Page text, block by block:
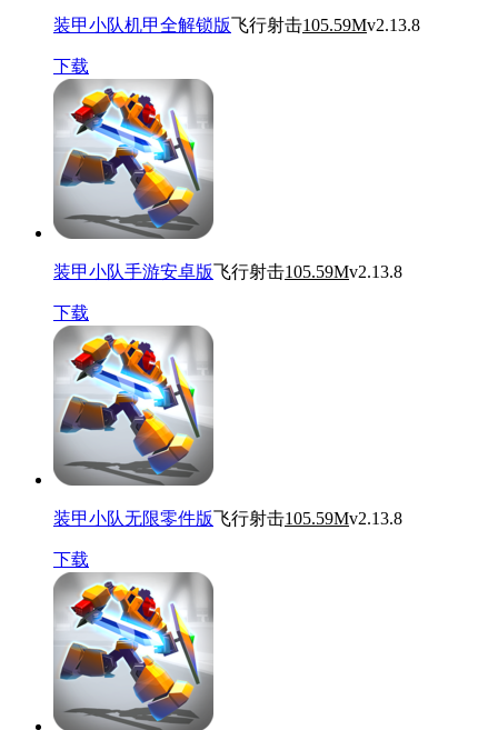
装甲小队机甲全解锁版飞行射击105.59Mv2.13.8
下载
装甲小队手游安卓版飞行射击105.59Mv2.13.8
下载
装甲小队无限零件版飞行射击105.59Mv2.13.8
下载